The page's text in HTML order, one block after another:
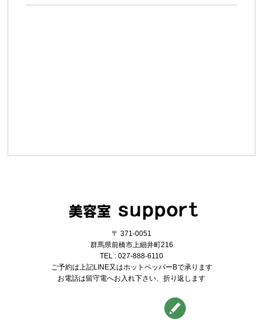
〒 371-0051
群馬県前橋市上細井町216
TEL : 027-888-6110
ご予約は上記LINE又はホットペッパーBで承ります
お電話は留守電へお入れ下さい、折り返します